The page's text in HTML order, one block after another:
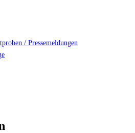
/ Pressemeldungen